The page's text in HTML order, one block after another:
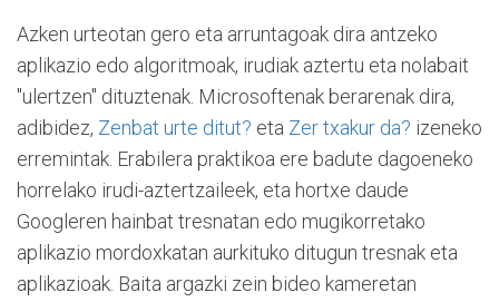
Azken urteotan gero eta arruntagoak dira antzeko
aplikazio edo algoritmoak, irudiak aztertu eta nolabait
"ulertzen" dituztenak. Microsoftenak berarenak dira,
adibidez, Zenbat urte ditut? eta Zer txakur da? izeneko
erremintak. Erabilera praktikoa ere badute dagoeneko
horrelako irudi-aztertzaileek, eta hortxe daude
Googleren hainbat tresnatan edo mugikorretako
aplikazio mordoxkatan aurkituko ditugun tresnak eta
aplikazioak. Baita argazki zein bideo kameretan